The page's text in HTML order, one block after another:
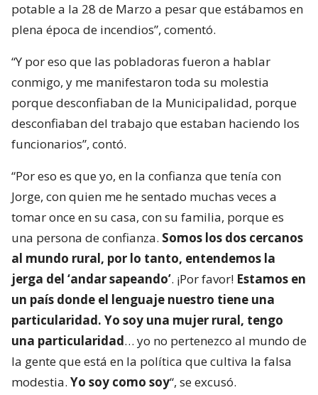
potable a la 28 de Marzo a pesar que estábamos en
plena época de incendios”, comentó.
“Y por eso que las pobladoras fueron a hablar
conmigo, y me manifestaron toda su molestia
porque desconfiaban de la Municipalidad, porque
desconfiaban del trabajo que estaban haciendo los
funcionarios”, contó.
“Por eso es que yo, en la confianza que tenía con
Jorge, con quien me he sentado muchas veces a
tomar once en su casa, con su familia, porque es
una persona de confianza. Somos los dos cercanos
al mundo rural, por lo tanto, entendemos la
jerga del ‘andar sapeando’. ¡Por favor! Estamos en
un país donde el lenguaje nuestro tiene una
particularidad. Yo soy una mujer rural, tengo
una particularidad… yo no pertenezco al mundo de
la gente que está en la política que cultiva la falsa
modestia. Yo soy como soy“, se excusó.